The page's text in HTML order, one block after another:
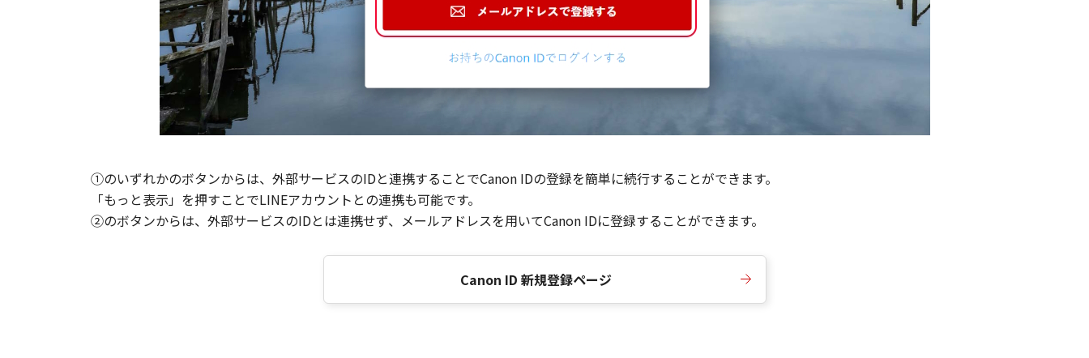
①のいずれかのボタンからは、外部サービスのIDと連携することでCanon IDの登録を簡単に続行することができます。
「もっと表示」を押すことでLINEアカウントとの連携も可能です。
②のボタンからは、外部サービスのIDとは連携せず、メールアドレスを用いてCanon IDに登録することができます。
Canon ID 新規登録ページ